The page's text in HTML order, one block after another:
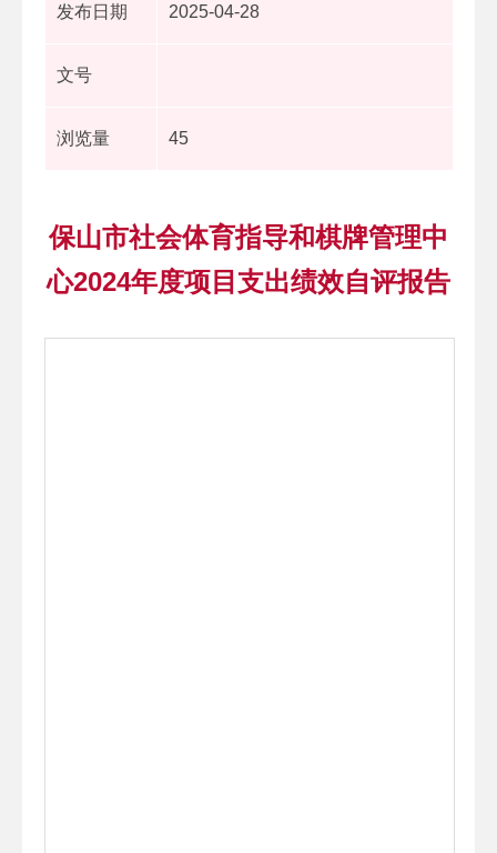
发布日期 2025-04-28
文号
浏览量 45
保山市社会体育指导和棋牌管理中
心2024年度项目支出绩效自评报告